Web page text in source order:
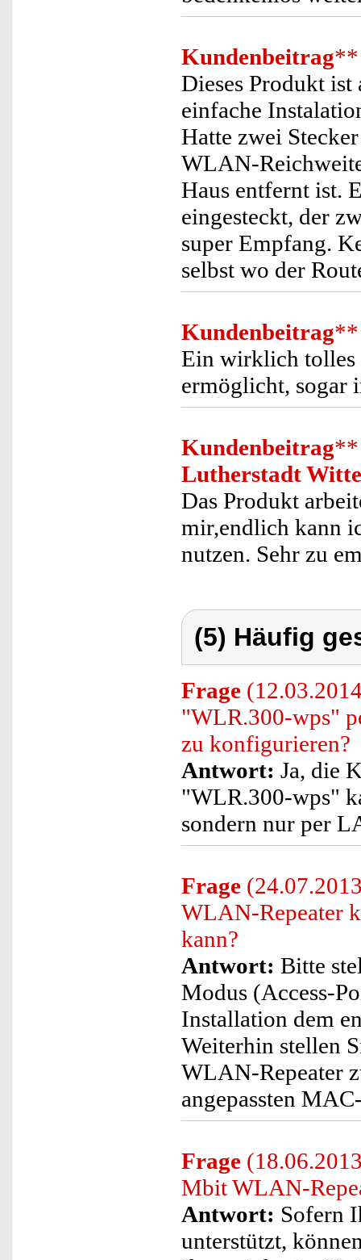
Kundenbeitrag**
Dieses Produkt ist
einfache
Hatte zwei
WLAN-
Haus entfernt ist.
eingesteckt, der
super Empfang.
selbst wo der
Kundenbeitrag**
Ein wirklich tolles
ermöglicht, sogar
Kundenbeitrag**
Lutherstadt
Das Produkt
mir,endlich kann
nutzen. Sehr zu
(5) Häufig
Frage
"WLR.300-wps"
zu konfigurieren?
Antwort: Ja, die
"WLR.300-wps"
sondern nur per
Frage
WLAN-Repeater
kann?
Antwort: Bitte
Modus (Access-
Installation dem
Weiterhin stellen
WLAN-Repeater
angepassten
Frage
Mbit WLAN-
Antwort: Sofern
unterstützt,